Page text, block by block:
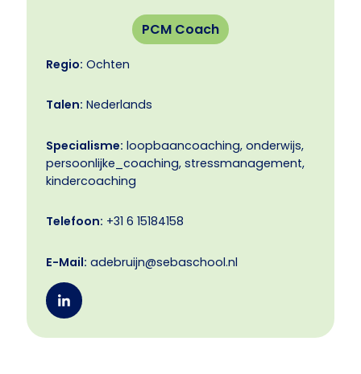
PCM Coach
Regio: Ochten
Talen: Nederlands
Specialisme: loopbaancoaching, onderwijs,
persoonlijke_coaching, stressmanagement,
kindercoaching
Telefoon: +31 6 15184158
E-Mail: adebruijn@sebaschool.nl